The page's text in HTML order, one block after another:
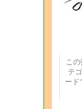
こ
テ
ード